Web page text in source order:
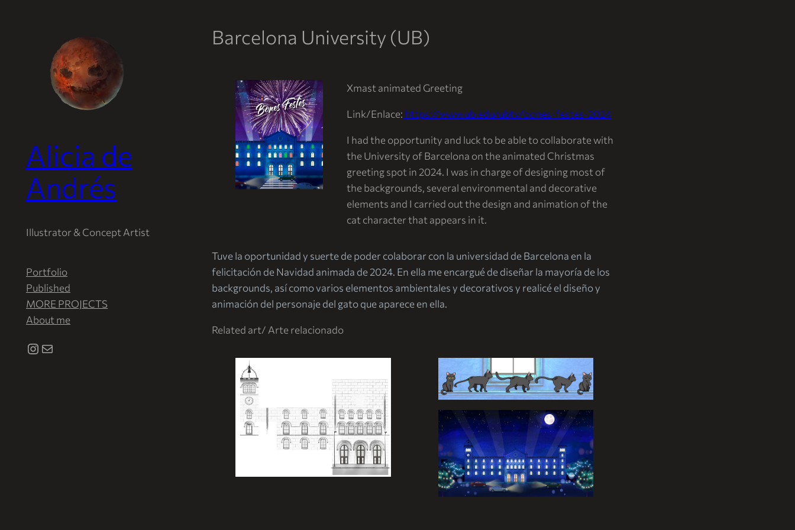
contenido
Alicia de
Andrés
Illustrator & Concept Artist
Portfolio
Published
MORE PROJECTS
About me
Instagram Correo electrónico
Barcelona University (UB)
Xmast animated Greeting
Link/Enlace: https://www.ub.edu/ubtv/bones-festes-2024
I had the opportunity and luck to be able to collaborate with
the University of Barcelona on the animated Christmas
greeting spot in 2024. I was in charge of designing most of
the backgrounds, several environmental and decorative
elements and I carried out the design and animation of the
cat character that appears in it.
Tuve la oportunidad y suerte de poder colaborar con la universidad de Barcelona en la
felicitación de Navidad animada de 2024. En ella me encargué de diseñar la mayoría de los
backgrounds, así como varios elementos ambientales y decorativos y realicé el diseño y
animación del personaje del gato que aparece en ella.
Related art/ Arte relacionado